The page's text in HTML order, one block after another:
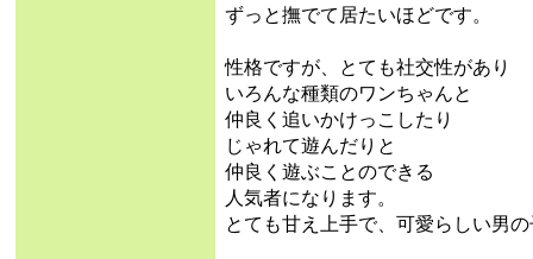
ずっと撫でて居たいほどです。
性格ですが、とても社交性があり
いろんな種類のワンちゃんと
仲良く追いかけっこしたり
じゃれて遊んだりと
仲良く遊ぶことのできる
人気者になります。
とても甘え上手で、可愛らしい男